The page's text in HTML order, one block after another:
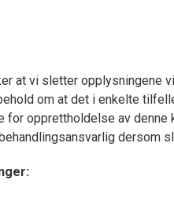
at vi sletter opplysningene
om at det i enkelte
opprettholdelse av
dersom